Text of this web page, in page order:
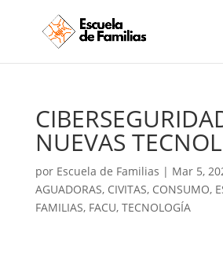
NUEVAS
por Escuela de Familias | Mar 5,
AGUADORAS, CIVITAS, CONSUMO,
FAMILIAS, FACU, TECNOLOGÍA